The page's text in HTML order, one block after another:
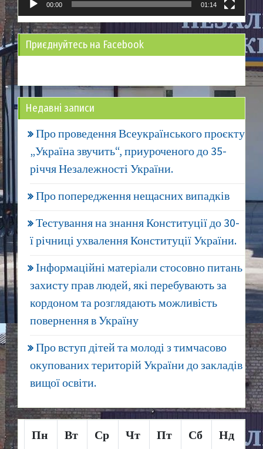
00:00 01:14
Приєднуйтесь на Facebook
Недавні записи
Про проведення Всеукраїнського проєкту
„Україна звучить“, приуроченого до 35-
річчя Незалежності України.
Про попередження нещасних випадків
Тестування на знання Конституції до 30-
ї річниці ухвалення Конституції України.
Інформаційні матеріали стосовно питань
захисту прав людей, які перебувають за
кордоном та розглядають можливість
повернення в Україну
Про вступ дітей та молоді з тимчасово
окупованих територій України до закладів
вищої освіти.
Пн Вт Ср Чт Пт Сб Нд